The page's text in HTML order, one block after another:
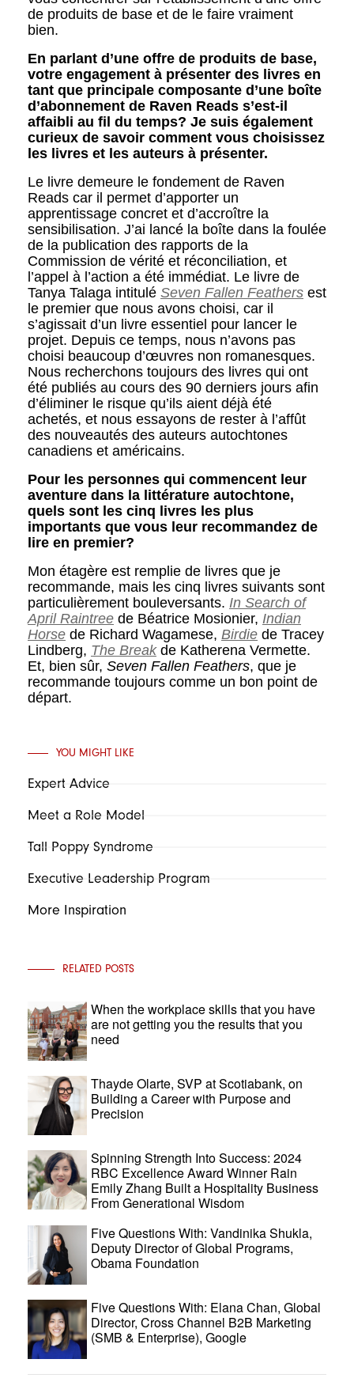
de produits de base et de le faire vraiment
bien.
En parlant d’une offre de produits de base,
votre engagement à présenter des livres en
tant que principale composante d’une boîte
d’abonnement de Raven Reads s’est-il
affaibli au fil du temps? Je suis également
curieux de savoir comment vous choisissez
les livres et les auteurs à présenter.
Le livre demeure le fondement de Raven
Reads car il permet d’apporter un
apprentissage concret et d’accroître la
sensibilisation. J’ai lancé la boîte dans la foulée
de la publication des rapports de la
Commission de vérité et réconciliation, et
l’appel à l’action a été immédiat. Le livre de
Tanya Talaga intitulé Seven Fallen Feathers est
le premier que nous avons choisi, car il
s’agissait d’un livre essentiel pour lancer le
projet. Depuis ce temps, nous n’avons pas
choisi beaucoup d’œuvres non romanesques.
Nous recherchons toujours des livres qui ont
été publiés au cours des 90 derniers jours afin
d’éliminer le risque qu’ils aient déjà été
achetés, et nous essayons de rester à l’affût
des nouveautés des auteurs autochtones
canadiens et américains.
Pour les personnes qui commencent leur
aventure dans la littérature autochtone,
quels sont les cinq livres les plus
importants que vous leur recommandez de
lire en premier?
Mon étagère est remplie de livres que je
recommande, mais les cinq livres suivants sont
particulièrement bouleversants. In Search of
April Raintree de Béatrice Mosionier, Indian
Horse de Richard Wagamese, Birdie de Tracey
Lindberg, The Breakde Katherena Vermette.
Et, bien sûr, Seven Fallen Feathers, que je
recommande toujours comme un bon point de
départ.
YOU MIGHT LIKE
Expert Advice
Meet a Role Model
Tall Poppy Syndrome
Executive Leadership Program
More Inspiration
RELATED POSTS
When the workplace skills that you have
are not getting you the results that you
need
Thayde Olarte, SVP at Scotiabank, on
Building a Career with Purpose and
Precision
Spinning Strength Into Success: 2024
RBC Excellence Award Winner Rain
Emily Zhang Built a Hospitality Business
From Generational Wisdom
Five Questions With: Vandinika Shukla,
Deputy Director of Global Programs,
Obama Foundation
Five Questions With: Elana Chan, Global
Director, Cross Channel B2B Marketing
(SMB & Enterprise), Google